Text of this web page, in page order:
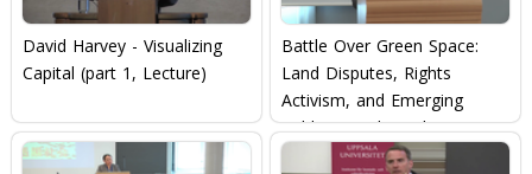
David Harvey - Visualizing
Capital (part 1, Lecture)
Battle Over Green Space:
Land Disputes, Rights
Activism, and Emerging
Publics in Urban China, part